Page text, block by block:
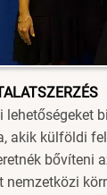
lehetőségeket
akik külföldi
bővíteni